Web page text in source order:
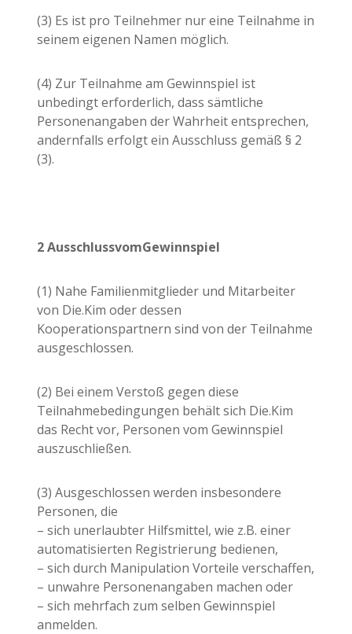
(3) Es ist pro Teilnehmer nur eine Teilnahme in
seinem eigenen Namen möglich.
(4) Zur Teilnahme am Gewinnspiel ist
unbedingt erforderlich, dass sämtliche
Personenangaben der Wahrheit entsprechen,
andernfalls erfolgt ein Ausschluss gemäß § 2
(3).
2 AusschlussvomGewinnspiel
(1) Nahe Familienmitglieder und Mitarbeiter
von Die.Kim oder dessen
Kooperationspartnern sind von der Teilnahme
ausgeschlossen.
(2) Bei einem Verstoß gegen diese
Teilnahmebedingungen behält sich Die.Kim
das Recht vor, Personen vom Gewinnspiel
auszuschließen.
(3) Ausgeschlossen werden insbesondere
Personen, die
– sich unerlaubter Hilfsmittel, wie z.B. einer
automatisierten Registrierung bedienen,
– sich durch Manipulation Vorteile verschaffen,
– unwahre Personenangaben machen oder
– sich mehrfach zum selben Gewinnspiel
anmelden.